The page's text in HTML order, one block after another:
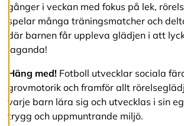
i
e
s
v
v
i
s
a
gånger i veckan med fokus på lek,
spelar många träningsmatcher och
där barnen får uppleva glädjen i att
laganda!
Häng med!Fotboll utvecklar sociala
grovmotorik och framför allt
varje barn lära sig och utvecklas i sin
trygg och uppmuntrande miljö.